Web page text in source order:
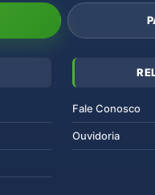
Fale Conosco
Ouvidoria